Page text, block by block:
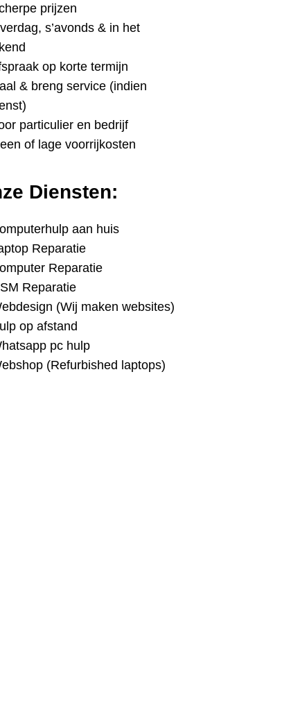
prijzen
s’avonds & in het
op korte termijn
& breng service (indien
particulier en bedrijf
of lage voorrijkosten
Diensten:
aan huis
Reparatie
Reparatie
Reparatie
(Wij maken websites)
op afstand
pc hulp
(Refurbished laptops)